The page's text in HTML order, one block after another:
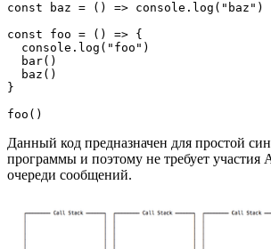
const baz = () => console.log("baz")
const foo = () => {
}
foo()
Данный код предназначен для простой
программы и поэтому не требует участия
очереди сообщений.